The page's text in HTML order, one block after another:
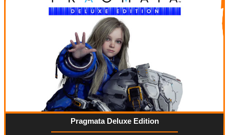
Pragmata Deluxe Edition